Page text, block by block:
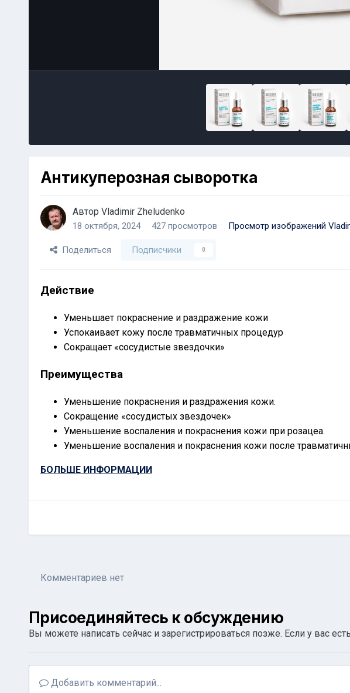
Антикуперозная сыворотка
Автор Vladimir Zheludenko
18 октября, 2024 427 просмотров Просмотр изображений
Поделиться Подписчики 0
Действие
Уменьшает покраснение и раздражение кожи
Успокаивает кожу после травматичных процедур
Сокращает «сосудистые звездочки»
Преимущества
Уменьшение покраснения и раздражения кожи.
Сокращение «сосудистых звездочек»
Уменьшение воспаления и покраснения кожи при розацеа.
Уменьшение воспаления и покраснения кожи после
БОЛЬШЕ ИНФОРМАЦИИ
Комментариев нет
Присоединяйтесь к обсуждению
Вы можете написать сейчас и зарегистрироваться позже. Если у вас
Добавить комментарий...